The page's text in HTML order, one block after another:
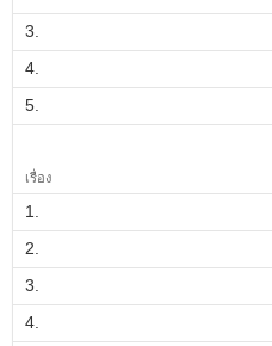
3.
4.
5.
เรื่อง
1.
2.
3.
4.